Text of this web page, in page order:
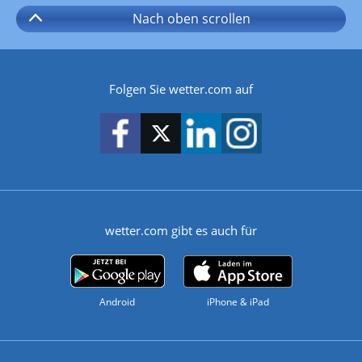
Nach oben scrollen
Folgen Sie wetter.com auf
wetter.com gibt es auch für
Android iPhone & iPad